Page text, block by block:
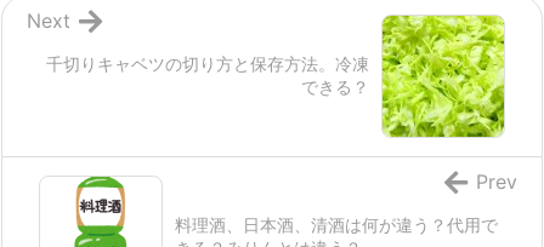
千切りキャベツの切り方と保存方法。冷凍
できる？
Next
料理酒、日本酒、清酒は何が違う？代用で
Prev